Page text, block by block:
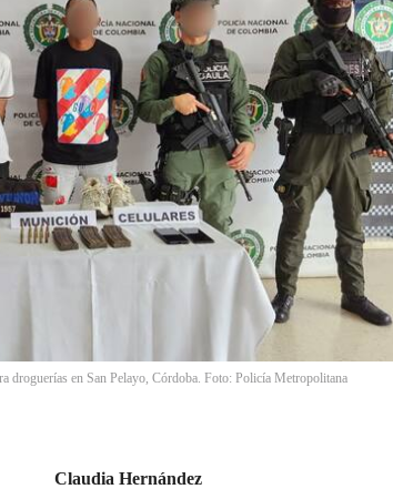
droguerías en San Pelayo, Córdoba. Foto: Policía Metropolitana
Claudia Hernández